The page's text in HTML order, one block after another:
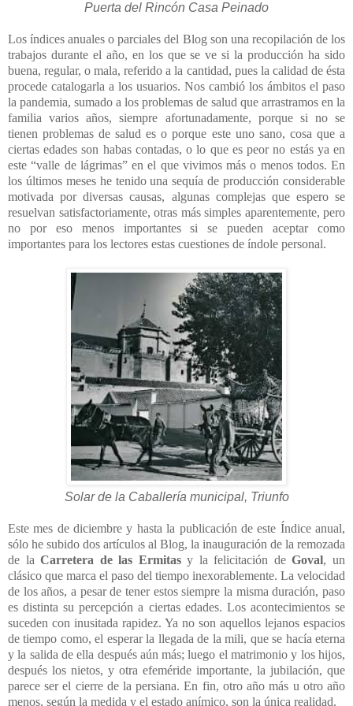
Puerta del Rincón Casa Peinado
Los índices anuales o parciales del Blog son una recopilación de los
trabajos durante el año, en los que se ve si la producción ha sido
buena, regular, o mala, referido a la cantidad, pues la calidad de ésta
procede catalogarla a los usuarios. Nos cambió los ámbitos el paso
la pandemia, sumado a los problemas de salud que arrastramos en la
familia varios años, siempre afortunadamente, porque si no se
tienen problemas de salud es o porque este uno sano, cosa que a
ciertas edades son habas contadas, o lo que es peor no estás ya en
este “valle de lágrimas” en el que vivimos más o menos todos. En
los últimos meses he tenido una sequía de producción considerable
motivada por diversas causas, algunas complejas que espero se
resuelvan satisfactoriamente, otras más simples aparentemente, pero
no por eso menos importantes si se pueden aceptar como
importantes para los lectores estas cuestiones de índole personal.
Solar de la Caballería municipal, Triunfo
Este mes de diciembre y hasta la publicación de este Índice anual,
sólo he subido dos artículos al Blog, la inauguración de la remozada
de laCarretera de las Ermitasy la felicitación deGoval, un
clásico que marca el paso del tiempo inexorablemente. La velocidad
de los años, a pesar de tener estos siempre la misma duración, paso
es distinta su percepción a ciertas edades. Los acontecimientos se
suceden con inusitada rapidez. Ya no son aquellos lejanos espacios
de tiempo como, el esperar la llegada de la mili, que se hacía eterna
y la salida de ella después aún más; luego el matrimonio y los hijos,
después los nietos, y otra efeméride importante, la jubilación, que
parece ser el cierre de la persiana. En fin, otro año más u otro año
menos, según la medida y el estado anímico, son la única realidad.